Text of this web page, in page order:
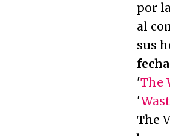
por
al
sus
'The
'
The